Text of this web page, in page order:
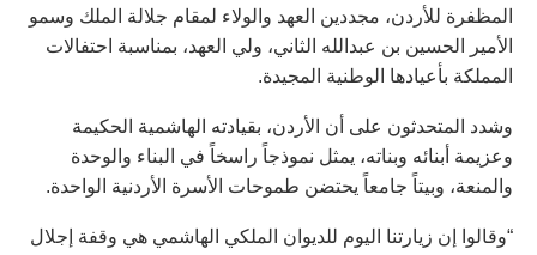
المظفرة للأردن، مجددين العهد والولاء لمقام جلالة الملك وسمو
الأمير الحسين بن عبدالله الثاني، ولي العهد، بمناسبة احتفالات
المملكة بأعيادها الوطنية المجيدة.
وشدد المتحدثون على أن الأردن، بقيادته الهاشمية الحكيمة
وعزيمة أبنائه وبناته، يمثل نموذجاً راسخاً في البناء والوحدة
والمنعة، وبيتاً جامعاً يحتضن طموحات الأسرة الأردنية الواحدة.
“وقالوا إن زيارتنا اليوم للديوان الملكي الهاشمي هي وقفة إجلال